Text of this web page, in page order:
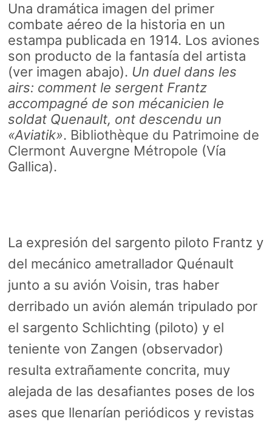
Una dramática imagen del primer
combate aéreo de la historia en un
estampa publicada en 1914. Los aviones
son producto de la fantasía del artista
(ver imagen abajo). Un duel dans les
airs: comment le sergent Frantz
accompagné de son mécanicien le
soldat Quenault, ont descendu un
«Aviatik». Bibliothèque du Patrimoine de
Clermont Auvergne Métropole (Vía
Gallica).
La expresión del sargento piloto Frantz y
del mecánico ametrallador Quénault
junto a su avión Voisin, tras haber
derribado un avión alemán tripulado por
el sargento Schlichting (piloto) y el
teniente von Zangen (observador)
resulta extrañamente concrita, muy
alejada de las desafiantes poses de los
ases que llenarían periódicos y revistas